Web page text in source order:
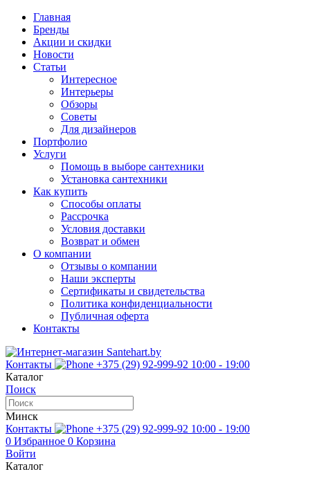
Главная
Бренды
Акции и скидки
Новости
Статьи
Интересное
Интерьеры
Обзоры
Советы
Для дизайнеров
Портфолио
Услуги
Помощь в выборе сантехники
Установка сантехники
Как купить
Способы оплаты
Рассрочка
Условия доставки
Возврат и обмен
О компании
Отзывы о компании
Наши эксперты
Сертификаты и свидетельства
Политика конфиденциальности
Публичная оферта
Контакты
Контакты +375 (29) 92-999-92 10:00 - 19:00
Каталог
Поиск
Минск
Контакты
+375 (29) 92-999-92 10:00 - 19:00
0 Избранное 0 Корзина
Войти
Каталог